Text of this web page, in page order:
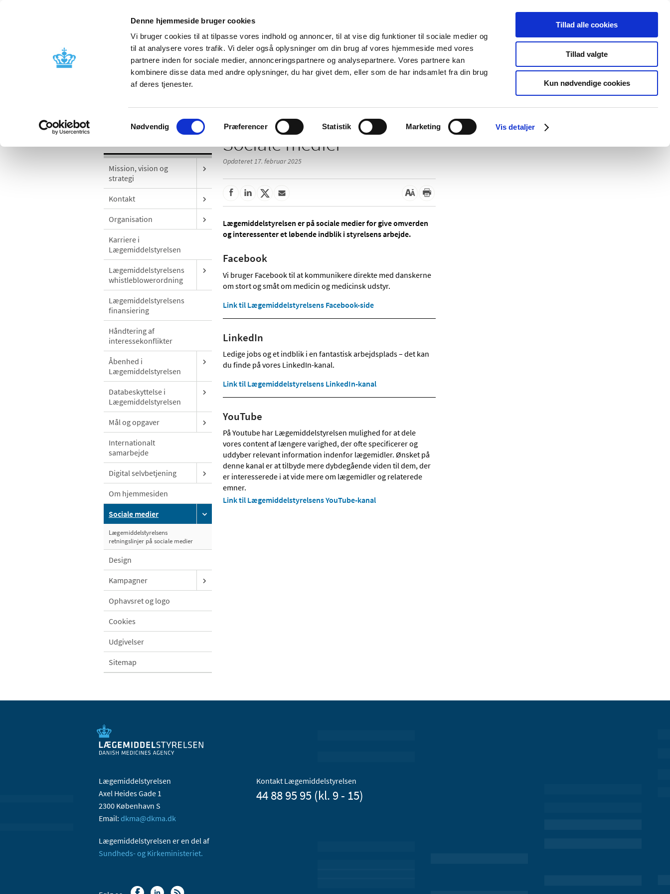
Denne hjemmeside bruger cookies
Vi bruger cookies til at tilpasse vores indhold og annoncer, til at vise dig funktioner til sociale medier og
til at analysere vores trafik. Vi deler også oplysninger om din brug af vores hjemmeside med vores
partnere inden for sociale medier, annonceringspartnere og analysepartnere. Vores partnere kan
kombinere disse data med andre oplysninger, du har givet dem, eller som de har indsamlet fra din brug
af deres tjenester.
Samtykkevalg
Nødvendig Præferencer Statistik Marketing Vis detaljer
Tillad alle cookies
Tillad valgte
Kun nødvendige cookies
Nyheder Om os Kontakt Udgivelser
Godkendelse og
Bivirkninger og
produktinformation
Tilskud og
Apoteker og salg af
Medicinsk
Særlige
produktområder
Mission, vision og
strategi
Kontakt
Organisation
Karriere i
Lægemiddelstyrelsen
Lægemiddelstyrelsens
whistleblowerordning
Lægemiddelstyrelsens
finansiering
Håndtering af
interessekonflikter
Åbenhed i
Lægemiddelstyrelsen
Databeskyttelse i
Lægemiddelstyrelsen
Mål og opgaver
Internationalt
samarbejde
Digital selvbetjening
Om hjemmesiden
Sociale medier
Lægemiddelstyrelsens
retningslinjer på sociale medier
Design
Kampagner
Ophavsret og logo
Cookies
Udgivelser
Sitemap
Sociale medier
Opdateret 17. februar 2025
Lægemiddelstyrelsen er på sociale medier for give omverden
og interessenter et løbende indblik i styrelsens arbejde.
Facebook
Vi bruger Facebook til at kommunikere direkte med danskerne
om stort og småt om medicin og medicinsk udstyr.
Link til Lægemiddelstyrelsens Facebook-side
LinkedIn
Ledige jobs og et indblik i en fantastisk arbejdsplads – det kan
du finde på vores LinkedIn-kanal.
Link til Lægemiddelstyrelsens LinkedIn-kanal
YouTube
På Youtube har Lægemiddelstyrelsen mulighed for at dele
vores content af længere varighed, der ofte specificerer og
uddyber relevant information indenfor lægemidler. Ønsket på
denne kanal er at tilbyde mere dybdegående viden til dem, der
er interesserede i at vide mere om lægemidler og relaterede
emner.
Link til Lægemiddelstyrelsens YouTube-kanal
Lægemiddelstyrelsen
Axel Heides Gade 1
2300 København S
Email: dkma@dkma.dk
Lægemiddelstyrelsen er en del af
Sundheds- og Kirkeministeriet.
Kontakt Lægemiddelstyrelsen
44 88 95 95 (kl. 9 - 15)